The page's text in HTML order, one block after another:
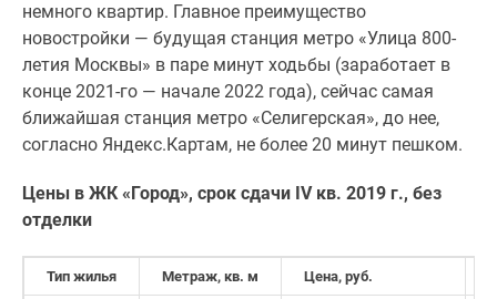
немного квартир. Главное преимущество
новостройки — будущая станция метро «Улица 800-
летия Москвы» в паре минут ходьбы (заработает в
конце 2021-го — начале 2022 года), сейчас самая
ближайшая станция метро «Селигерская», до нее,
согласно Яндекс.Картам, не более 20 минут пешком.
Цены в ЖК «Город», срок сдачи IVкв. 2019 г., без
отделки
Тип жилья Метраж, кв. м Цена, руб.